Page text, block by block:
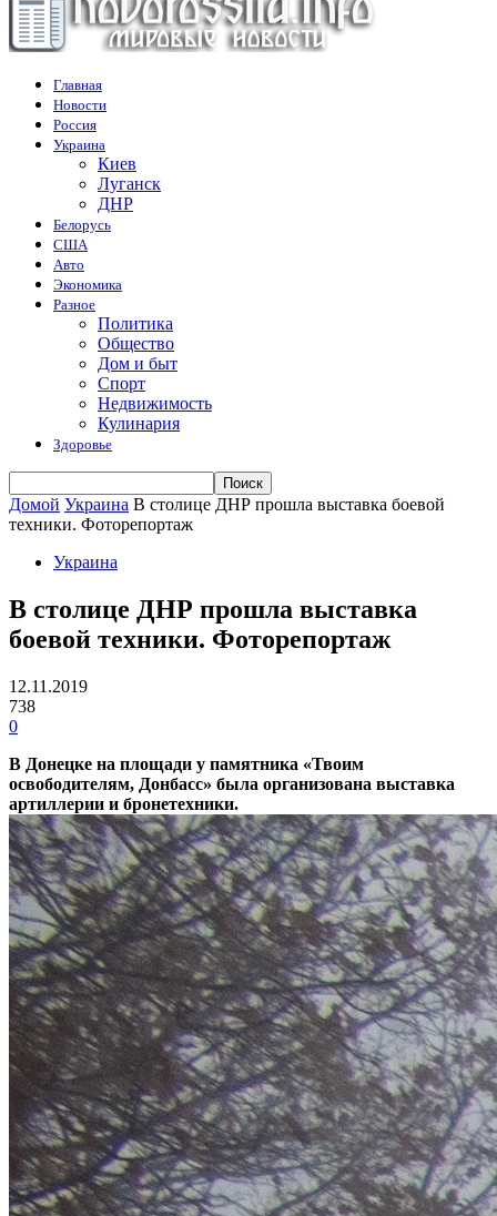
Главная
Новости
Россия
Украина
Киев
Луганск
ДНР
Белорусь
США
Авто
Экономика
Разное
Политика
Общество
Дом и быт
Спорт
Недвижимость
Кулинария
Здоровье
Домой Украина В столице ДНР прошла выставка боевой
техники. Фоторепортаж
Украина
В столице ДНР прошла выставка
боевой техники. Фоторепортаж
12.11.2019
738
0
В Донецке на площади у памятника «Твоим
освободителям, Донбасс» была организована выставка
артиллерии и бронетехники.